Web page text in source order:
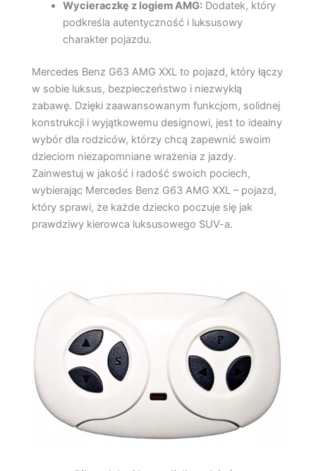
Wycieraczkę z logiem AMG:Dodatek, który
podkreśla autentyczność i luksusowy
charakter pojazdu.
Mercedes Benz G63 AMG XXL to pojazd, który łączy
w sobie luksus, bezpieczeństwo i niezwykłą
zabawę. Dzięki zaawansowanym funkcjom, solidnej
konstrukcji i wyjątkowemu designowi, jest to idealny
wybór dla rodziców, którzy chcą zapewnić swoim
dzieciom niezapomniane wrażenia z jazdy.
Zainwestuj w jakość i radość swoich pociech,
wybierając Mercedes Benz G63 AMG XXL – pojazd,
który sprawi, że każde dziecko poczuje się jak
prawdziwy kierowca luksusowego SUV-a.